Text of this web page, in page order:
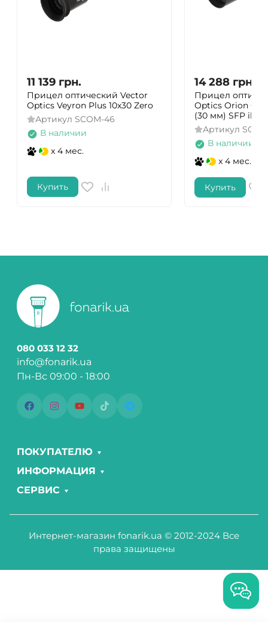
11 139 грн.
Прицел оптический Vector
Optics Veyron Plus 10x30 Zero
Артикул SCOM-46
В наличии
x 4 мес.
Купить
14 288 грн.
Прицел
Optics Orion
(30 мм) SFP
Артикул
В наличии
x 4 мес.
Купить
080 033 12 32
info@fonarik.ua
Пн-Вс 09:00 - 18:00
ПОКУПАТЕЛЮ
ИНФОРМАЦИЯ
СЕРВИС
Интернет-магазин fonarik.ua © 2012-2024 Все
права защищены